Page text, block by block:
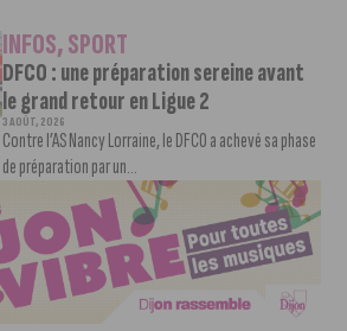
INFOS,SPORT
DFCO : une préparation sereine avant
le grand retour en Ligue 2
3 AOÛT, 2026
Contre l’AS Nancy Lorraine, le DFCO a achevé sa phase
de préparation par un...